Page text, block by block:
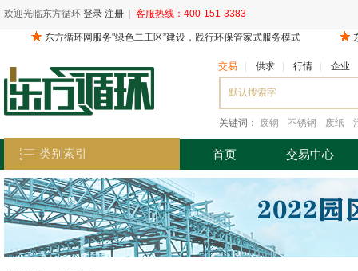
欢迎光临东方循环 登录 注册 客服热线：400-151-3383
交易 供求 行情 企业
关键词： 废钢 不锈钢 废纸
类别索引 首页 交易中心